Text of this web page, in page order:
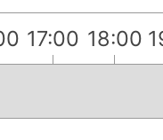
17:00 18:00